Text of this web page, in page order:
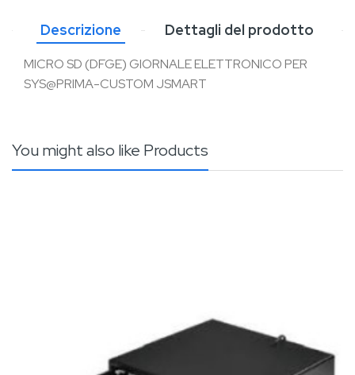
Descrizione Dettagli del prodotto
MICRO SD (DFGE) GIORNALE ELETTRONICO PER
SYS@PRIMA-CUSTOM JSMART
You might also like Products